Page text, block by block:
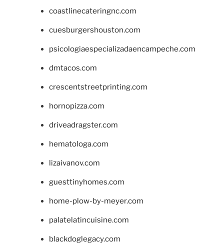
coastlinecateringnc.com
cuesburgershouston.com
psicologiaespecializadaencampeche.com
dmtacos.com
crescentstreetprinting.com
hornopizza.com
driveadragster.com
hematologa.com
lizaivanov.com
guesttinyhomes.com
home-plow-by-meyer.com
palatelatincuisine.com
blackdoglegacy.com